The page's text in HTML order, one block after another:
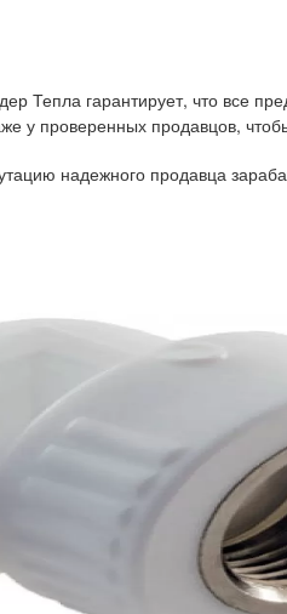
Тепла гарантирует, что все
у проверенных продавцов,
надежного продавца